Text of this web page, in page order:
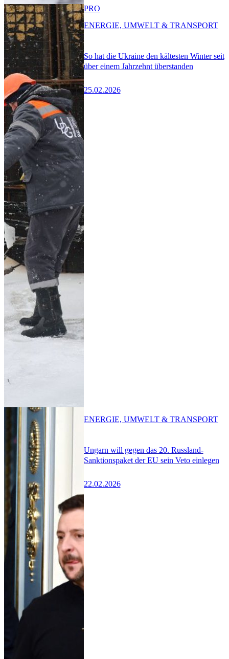
So hat die Ukraine den kältesten Winter seit
über einem Jahrzehnt überstanden
25.02.2026
PRO
ENERGIE, UMWELT & TRANSPORT
Ungarn will gegen das 20. Russland-
Sanktionspaket der EU sein Veto einlegen
22.02.2026
ENERGIE, UMWELT & TRANSPORT